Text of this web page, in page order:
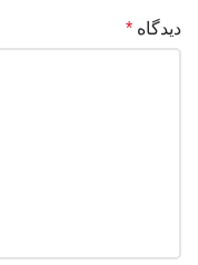
دیدگاه *